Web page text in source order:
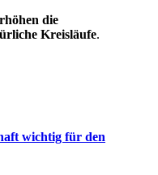
die
Kreisläufe.
wichtig für den